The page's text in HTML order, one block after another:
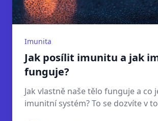
Imunita
Jak posílit imunitu a jak
funguje?
Jak vlastně naše tělo funguje a co
imunitní systém? To se dozvíte v